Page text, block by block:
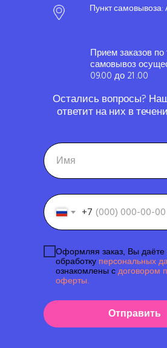
+7
Оформляя заказ, Вы даёте
обработку персональных
ознакомлены с договором
оферты.
Отправить
Пункт самовывоза:
Прием заказов
самовывоз
09.00 до 21 .00
Остались вопросы?
ответит на них в